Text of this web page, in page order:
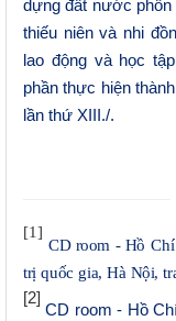
dựng đất nước phồn
thiếu niên và nhi
lao động và học
phần thực hiện
lần thứ XIII./.
[1]
CD room - HồChí
trịquốc gia,Hà Nội,
[2]
CD room - HồChí